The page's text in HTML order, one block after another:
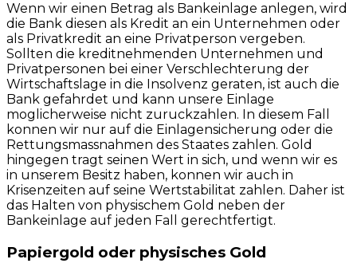
Wenn wir einen Betrag als Bankeinlage anlegen, wird
die Bank diesen als Kredit an ein Unternehmen oder
als Privatkredit an eine Privatperson vergeben.
Sollten die kreditnehmenden Unternehmen und
Privatpersonen bei einer Verschlechterung der
Wirtschaftslage in die Insolvenz geraten, ist auch die
Bank gefahrdet und kann unsere Einlage
moglicherweise nicht zuruckzahlen. In diesem Fall
konnen wir nur auf die Einlagensicherung oder die
Rettungsmassnahmen des Staates zahlen. Gold
hingegen tragt seinen Wert in sich, und wenn wir es
in unserem Besitz haben, konnen wir auch in
Krisenzeiten auf seine Wertstabilitat zahlen. Daher ist
das Halten von physischem Gold neben der
Bankeinlage auf jeden Fall gerechtfertigt.
Papiergold oder physisches Gold